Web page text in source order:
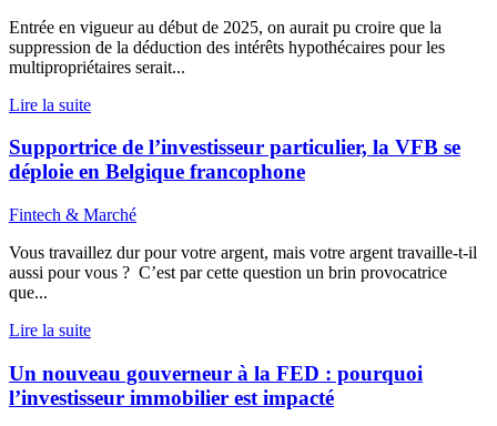
Entrée en vigueur au début de 2025, on aurait pu croire que la
suppression de la déduction des intérêts hypothécaires pour les
multipropriétaires serait...
Lire la suite
Supportrice de l’investisseur particulier, la VFB se
déploie en Belgique francophone
Fintech & Marché
Vous travaillez dur pour votre argent, mais votre argent travaille-t-il
aussi pour vous ? C’est par cette question un brin provocatrice
que...
Lire la suite
Un nouveau gouverneur à la FED : pourquoi
l’investisseur immobilier est impacté